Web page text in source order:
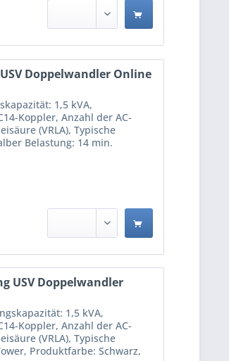
Doppelwandler Online
1,5 kVA,
Koppler, Anzahl der AC-
(VRLA), Typische
Belastung: 14 min.
USV Doppelwandler
1,5 kVA,
Koppler, Anzahl der AC-
(VRLA), Typische
Produktfarbe: Schwarz,